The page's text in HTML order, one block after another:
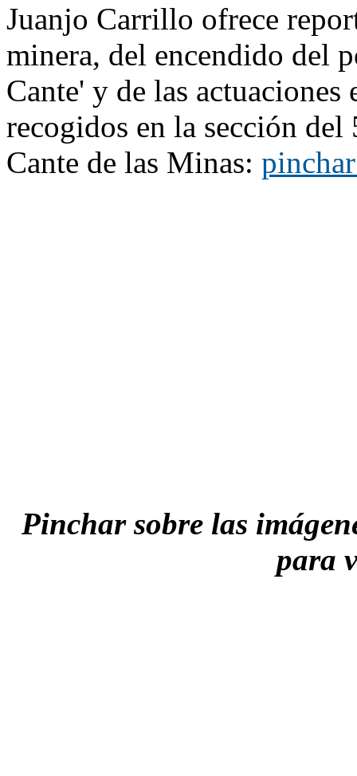
Juanjo Carrillo ofrece
minera, del encendido del
Cante' y de las actuaciones
recogidos en la sección
Cante de las Minas:
Pinchar sobre las
para